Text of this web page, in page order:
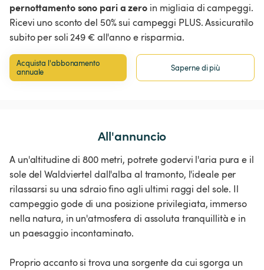
pernottamento sono pari a zero in migliaia di campeggi.
Ricevi uno sconto del 50% sui campeggi PLUS. Assicuratilo
subito per soli 249 € all'anno e risparmia.
Acquista l'abbonamento
annuale
Saperne di più
All'annuncio
A un'altitudine di 800 metri, potrete godervi l'aria pura e il
sole del Waldviertel dall'alba al tramonto, l'ideale per
rilassarsi su una sdraio fino agli ultimi raggi del sole. Il
campeggio gode di una posizione privilegiata, immerso
nella natura, in un'atmosfera di assoluta tranquillità e in
un paesaggio incontaminato.
Proprio accanto si trova una sorgente da cui sgorga un